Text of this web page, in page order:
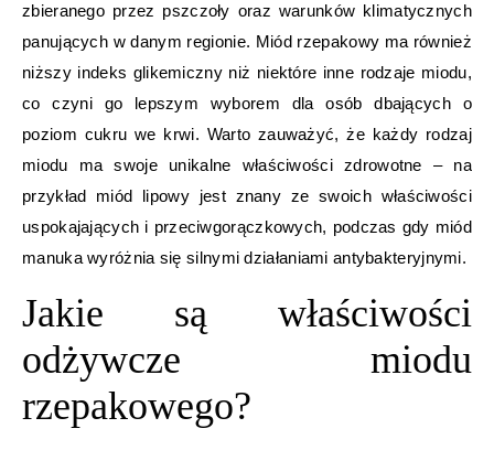
zbieranego przez pszczoły oraz warunków klimatycznych
panujących w danym regionie. Miód rzepakowy ma również
niższy indeks glikemiczny niż niektóre inne rodzaje miodu,
co czyni go lepszym wyborem dla osób dbających o
poziom cukru we krwi. Warto zauważyć, że każdy rodzaj
miodu ma swoje unikalne właściwości zdrowotne – na
przykład miód lipowy jest znany ze swoich właściwości
uspokajających i przeciwgorączkowych, podczas gdy miód
manuka wyróżnia się silnymi działaniami antybakteryjnymi.
Jakie są właściwości
odżywcze miodu
rzepakowego?